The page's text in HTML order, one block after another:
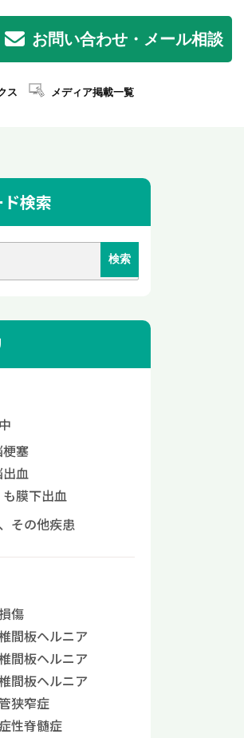
お問い合わせ・メール相談
ス メディア掲載一覧
検索
梗塞
出血
も膜下出血
その他疾患
傷
間板ヘルニア
間板ヘルニア
間板ヘルニア
狭窄症
性脊髄症